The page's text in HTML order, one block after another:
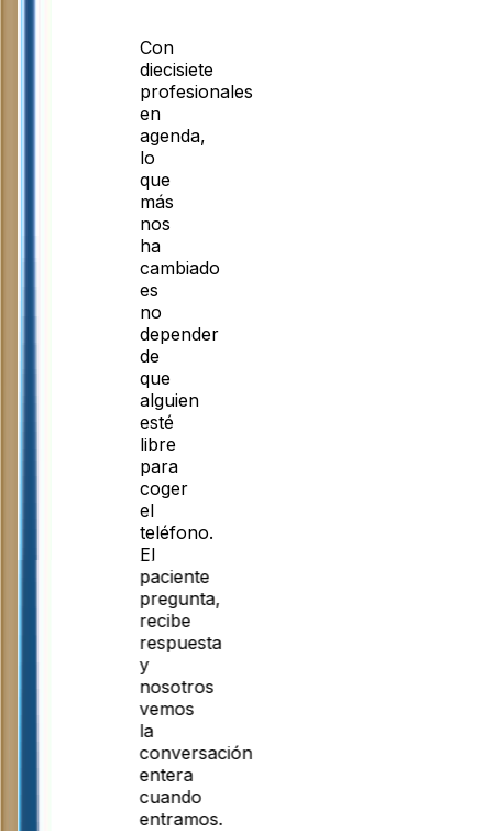
Con
diecisiete
profesionales
en
agenda,
lo
que
más
nos
ha
cambiado
es
no
depender
de
que
alguien
esté
libre
para
coger
el
teléfono.
El
paciente
pregunta,
recibe
respuesta
y
nosotros
vemos
la
conversación
entera
cuando
entramos.